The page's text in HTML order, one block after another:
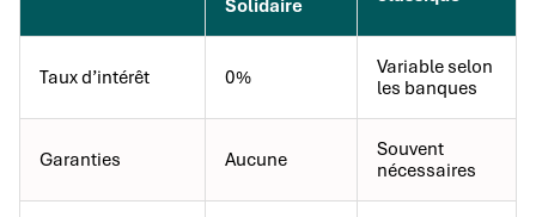
Solidaire
Taux d’intérêt 0%
Variable selon
les banques
Garanties Aucune
Souvent
nécessaires